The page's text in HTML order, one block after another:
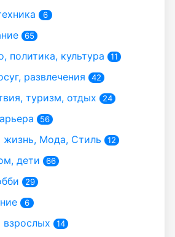
6
65
политика, культура 11
развлечения 42
туризм, отдых 24
56
жизнь, Мода, Стиль 12
дети 66
29
6
14